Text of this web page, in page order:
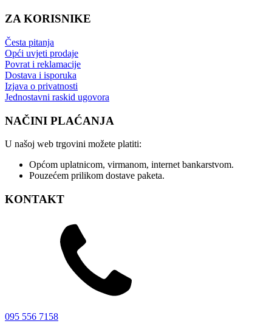
ZA KORISNIKE
Česta pitanja
Opći uvjeti prodaje
Povrat i reklamacije
Dostava i isporuka
Izjava o privatnosti
Jednostavni raskid ugovora
NAČINI PLAĆANJA
U našoj web trgovini možete platiti:
Općom uplatnicom, virmanom, internet bankarstvom.
Pouzećem prilikom dostave paketa.
KONTAKT
095 556 7158